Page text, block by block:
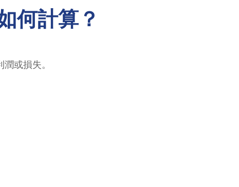
何計算？
或損失。